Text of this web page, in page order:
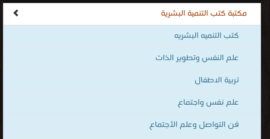
الشخصية ، كتب تنمية بشرية عالمية ، human development books ،
human development ، kutub ، المكتبة الإلكترونيّة لتحميل و قراءة
الكفيّة أونلاين.
مكتبة كتب التنمية البشرية
كتب التنميه البشريه
علم النفس وتطوير الذات
تربية الاطفال
علم نفس واجتماع
فن التواصل وعلم الأجتماع